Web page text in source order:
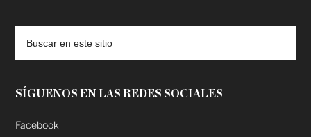
SÍGUENOS EN LAS REDES SOCIALES
Facebook